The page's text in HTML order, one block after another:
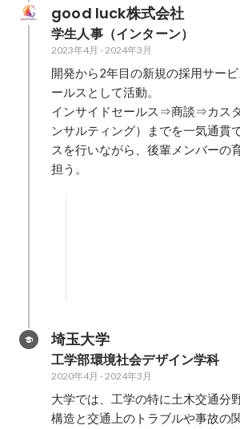
good luck株式会社
学生人事（インターン）
2023年4月 -2024年3月
開発から2年目の新規の採用サー
ールスとして活動。
インサイドセールス⇒商談⇒カス
ンサルティング）までを一気通貫
スを行いながら、後輩メンバーの
担う。
埼玉大学
工学部環境社会デザイン学科
2020年4月 -2024年3月
大学では、工学の特に土木交通分
構造と交通上のトラブルや事故の